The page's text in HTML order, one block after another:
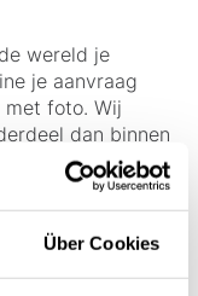
Über Cookies
wereld je
je aanvraag
met foto. Wij
dan binnen
advies.